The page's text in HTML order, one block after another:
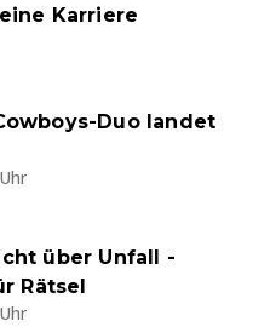
Karriere
Duo landet
über Unfall -
Rätsel